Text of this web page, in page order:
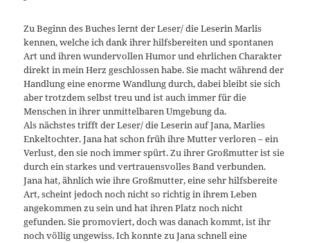
Zu Beginn des Buches lernt der Leser/ die Leserin Marlis
kennen, welche ich dank ihrer hilfsbereiten und spontanen
Art und ihren wundervollen Humor und ehrlichen Charakter
direkt in mein Herz geschlossen habe. Sie macht während der
Handlung eine enorme Wandlung durch, dabei bleibt sie sich
aber trotzdem selbst treu und ist auch immer für die
Menschen in ihrer unmittelbaren Umgebung da.
Als nächstes trifft der Leser/ die Leserin auf Jana, Marlies
Enkeltochter. Jana hat schon früh ihre Mutter verloren – ein
Verlust, den sie noch immer spürt. Zu ihrer Großmutter ist sie
durch ein starkes und vertrauensvolles Band verbunden.
Jana hat, ähnlich wie ihre Großmutter, eine sehr hilfsbereite
Art, scheint jedoch noch nicht so richtig in ihrem Leben
angekommen zu sein und hat ihren Platz noch nicht
gefunden. Sie promoviert, doch was danach kommt, ist ihr
noch völlig ungewiss. Ich konnte zu Jana schnell eine